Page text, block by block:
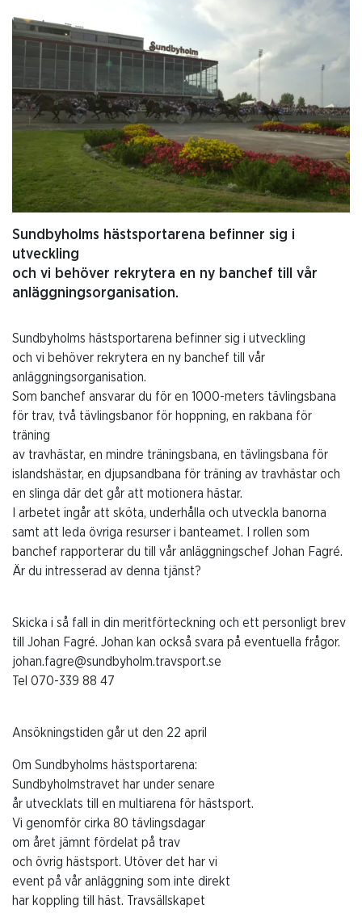
Sundbyholms hästsportarena befinner sig i
utveckling
och vi behöver rekrytera en ny banchef till vår
anläggningsorganisation.
Sundbyholms hästsportarena befinner sig i utveckling
och vi behöver rekrytera en ny banchef till vår
anläggningsorganisation.
Som banchef ansvarar du för en 1000-meters tävlingsbana
för trav, två tävlingsbanor för hoppning, en rakbana för
träning
av travhästar, en mindre träningsbana, en tävlingsbana för
islandshästar, en djupsandbana för träning av travhästar och
en slinga där det går att motionera hästar.
I arbetet ingår att sköta, underhålla och utveckla banorna
samt att leda övriga resurser i banteamet. I rollen som
banchef rapporterar du till vår anläggningschef Johan Fagré.
Är du intresserad av denna tjänst?
Skicka i så fall in din meritförteckning och ett personligt brev
till Johan Fagré. Johan kan också svara på eventuella frågor.
johan.fagre@sundbyholm.travsport.se
Tel 070-339 88 47
Ansökningstiden går ut den 22 april
Om Sundbyholms hästsportarena:
Sundbyholmstravet har under senare
år utvecklats till en multiarena för hästsport.
Vi genomför cirka 80 tävlingsdagar
om året jämnt fördelat på trav
och övrig hästsport. Utöver det har vi
event på vår anläggning som inte direkt
har koppling till häst. Travsällskapet